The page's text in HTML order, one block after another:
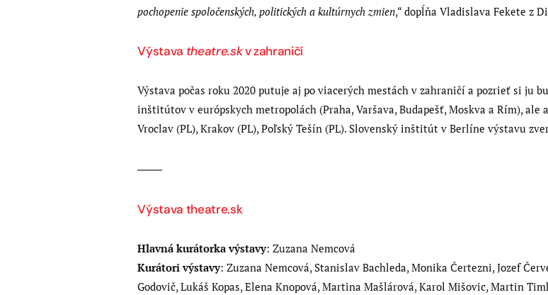
pochopenie spoločenských, politických a kultúrnych zmien,“ dopĺňa Vladislava Fekete z
Výstava theatre.skv zahraničí
Výstava počas roku 2020 putuje aj po viacerých mestách v zahraničí a pozrieť si ju
inštitútov v európskych metropolách (Praha, Varšava, Budapešť, Moskva a Rím),
Vroclav (PL), Krakov (PL), Poľský Tešín (PL). Slovenský inštitút v Berlíne výstavu
Výstava theatre.sk
Hlavná kurátorka výstavy: Zuzana Nemcová
Kurátori výstavy: Zuzana Nemcová, Stanislav Bachleda, Monika Čertezni, Jozef
Godovič, Lukáš Kopas, Elena Knopová, Martina Mašlárová, Karol Mišovic, Martin